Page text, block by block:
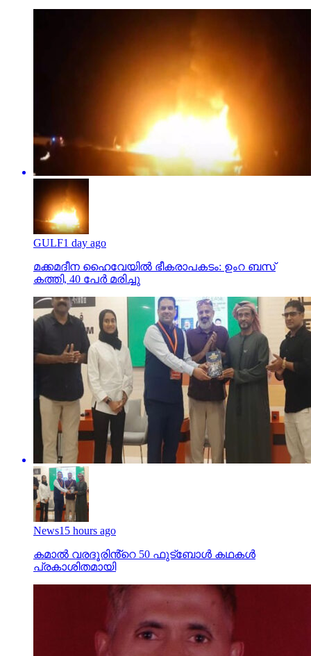
GULF1 day ago
മക്കമദീന ഹൈവേയില്‍ ഭീകരാപകടം: ഉംറ ബസ്
കത്തി, 40 പേര്‍ മരിച്ചു
News15 hours ago
കമാൽ വരദൂരിൻ്റെ 50 ഫുട്ബോൾ കഥകൾ
പ്രകാശിതമായി